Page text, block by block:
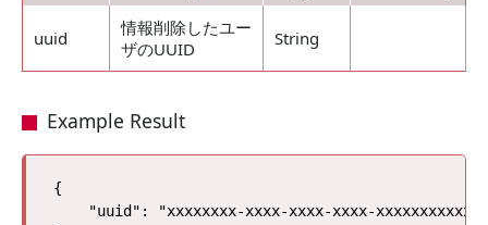
uuid
情報削除したユー
ザのUUID
String
Example Result
{
    "uuid": "xxxxxxxx-xxxx-xxxx-xxxx-xxxxxxxxxxxx"